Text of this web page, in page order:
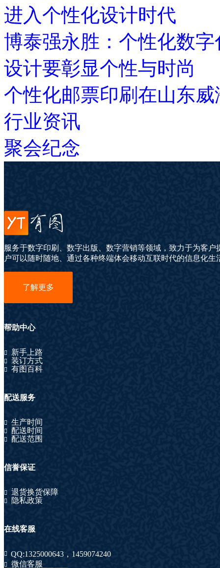
进入个性化设计时代
博泰强永胜：个性化数
设计要彰显个性与时尚
个性化邮票印刷在山东
行业资讯
聚会纪念
服务于数字印刷、数字出版、数字营销等领域，致力于为客
户可以随时随地、通过各种终端体会移动互联时代的信息化生
了解更多
帮助中心
新手上路
装订方式
有图百科
配送服务
生产时间
配送时间
配送范围
信誉保证
退货换货保障
隐私政策
在线客服
QQ:1325000643 ， 1459074240
微信客服